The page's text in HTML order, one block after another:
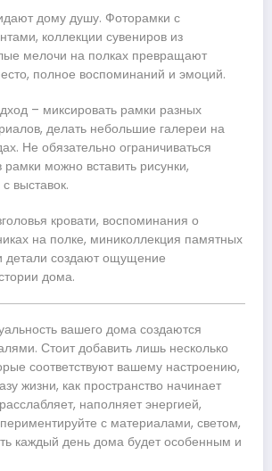
дому душу. Фоторамки с
коллекции сувениров из
мелочи на полках превращают
полное воспоминаний и эмоций.
– миксировать рамки разных
делать небольшие галереи на
Не обязательно ограничиваться
можно вставить рисунки,
выставок.
кровати, воспоминания о
на полке, миниколлекция памятных
детали создают ощущение
дома.
вашего дома создаются
Стоит добавить лишь несколько
соответствуют вашему настроению,
жизни, как пространство начинает
наполняет энергией,
с материалами, светом,
каждый день дома будет особенным и